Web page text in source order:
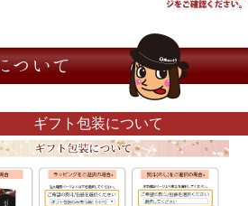
ギフト包装について